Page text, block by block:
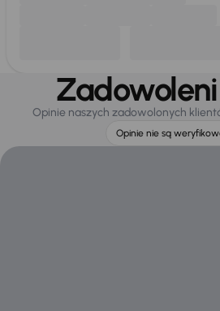
Opinie naszych zadowolonych
Opinie nie są